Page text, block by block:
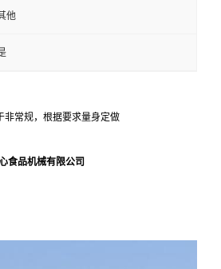
他
非常规，根据要求量身定做
品机械有限公司